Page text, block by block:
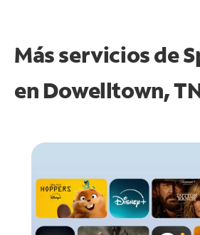
Más servicios de
en Dowelltown,